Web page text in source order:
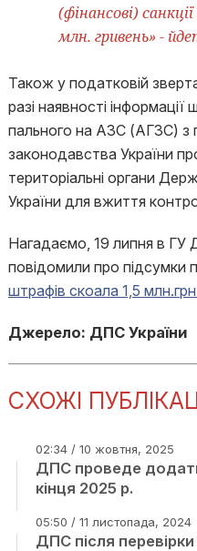
(фінансові)
млн. гривень» -
Також у податковій
разі наявності інформації
пального на АЗС (АГЗС) з
законодавства України
територіальні органи
України для вжиття
Нагадаємо, 19 липня в ГУ
повідомили про підсумки
штрафів скоала 1,5
Джерело: ДПС України
СХОЖІ
02:34 / 10 жовтня, 2025
ДПС проведе
кінця 2025 р.
05:50 / 11 листопада, 2024
ДПС після